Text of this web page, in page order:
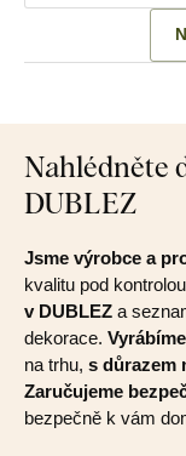
Nahlédněte
DUBLEZ
Jsme výrobce a
kvalitu pod
v DUBLEZ a
dekorace.
na trhu, s důrazem
Zaručujeme
bezpečně k vám